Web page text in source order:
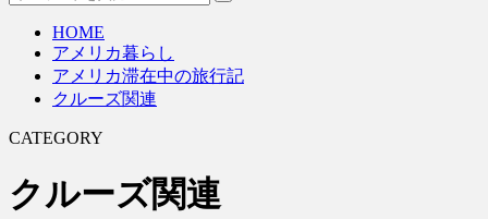
HOME
アメリカ暮らし
アメリカ滞在中の旅行記
クルーズ関連
CATEGORY
クルーズ関連